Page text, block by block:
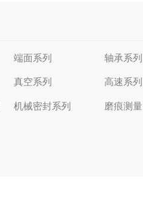
端面系列 轴承系列
真空系列 高速系列
机械密封系列 磨痕测量